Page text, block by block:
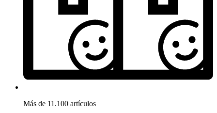
Más de 11.100 artículos